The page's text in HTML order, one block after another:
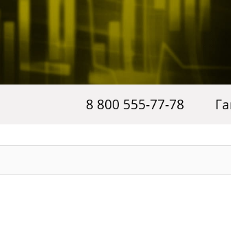
8 800 555-77-78